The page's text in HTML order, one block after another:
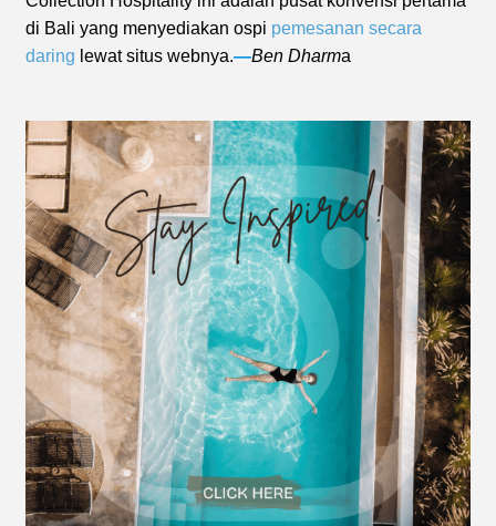
di Bali yang menyediakan ospi pemesanan secara
daring lewat situs webnya.—Ben Dharma